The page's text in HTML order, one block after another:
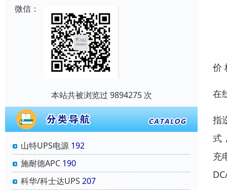
微信：
本站共被浏览过 9894275 次
山特UPS电源 192
施耐德APC 190
科华/科士达UPS 207
价
在
指
式
充